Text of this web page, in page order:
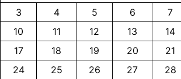
3
4 5 6 7
10
11 12 13 14
17
18 19 20 21
24
25 26 27 28